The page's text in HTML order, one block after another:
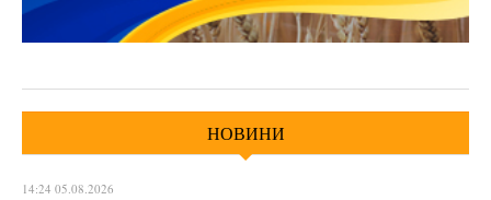
НОВИНИ
14:24 05.08.2026